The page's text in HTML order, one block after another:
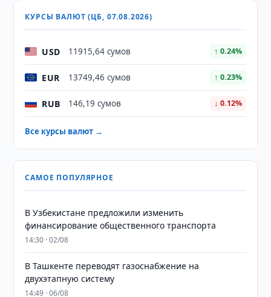
КУРСЫ ВАЛЮТ (ЦБ, 07.08.2026)
USD 11915,64 сумов ↑ 0.24%
EUR 13749,46 сумов ↑ 0.23%
RUB 146,19 сумов ↓ 0.12%
Все курсы валют →
САМОЕ ПОПУЛЯРНОЕ
В Узбекистане предложили изменить
финансирование общественного транспорта
14:30 · 02/08
В Ташкенте переводят газоснабжение на
двухэтапную систему
14:49 · 06/08